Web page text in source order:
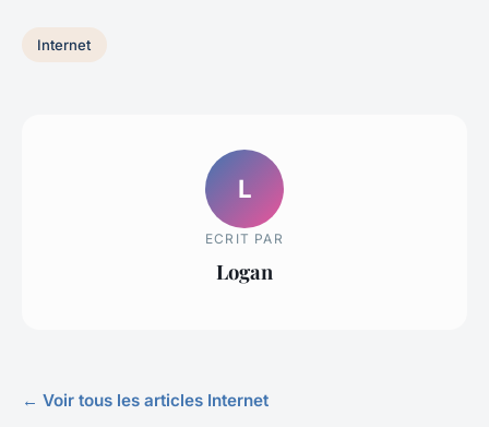
Internet
L
ECRIT PAR
Logan
← Voir tous les articles Internet